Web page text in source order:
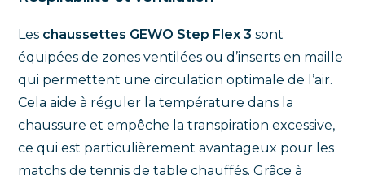
Les chaussettes GEWO Step Flex 3sont
équipées de zones ventilées ou d’inserts en maille
qui permettent une circulation optimale de l’air.
Cela aide à réguler la température dans la
chaussure et empêche la transpiration excessive,
ce qui est particulièrement avantageux pour les
matchs de tennis de table chauffés. Grâce à